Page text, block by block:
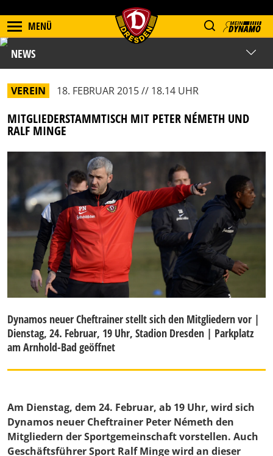
MENÜ
NEWS
VEREIN 18. FEBRUAR 2015 // 18.14 UHR
MITGLIEDERSTAMMTISCH MIT PETER NÉMETH UND
RALF MINGE
Dynamos neuer Cheftrainer stellt sich den Mitgliedern vor |
Dienstag, 24. Februar, 19 Uhr, Stadion Dresden | Parkplatz
am Arnhold-Bad geöffnet
Am Dienstag, dem 24. Februar, ab 19 Uhr, wird sich
Dynamos neuer Cheftrainer Peter Németh den
Mitgliedern der Sportgemeinschaft vorstellen. Auch
Geschäftsführer Sport Ralf Minge wird an dieser